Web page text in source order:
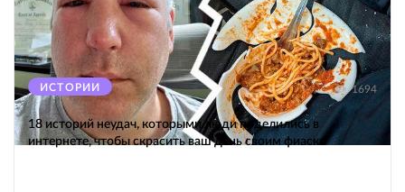
ИСТОРИИ 1694
18 историй неудач, которыми люди поделились в
интернете, чтобы скрасить ваш день своим фиаско